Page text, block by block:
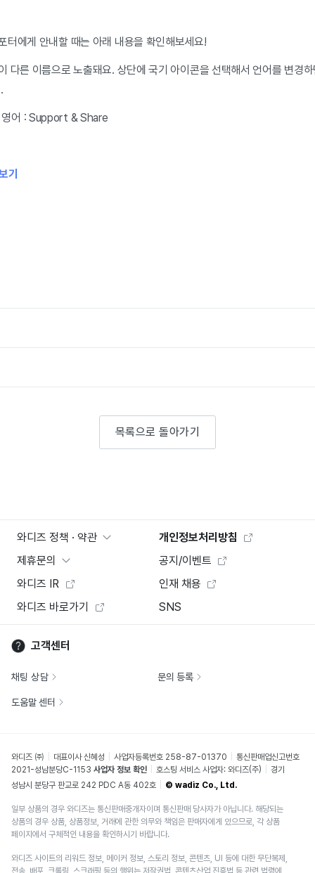
터에게 안내할 때는 아래 내용을 확인해보세요!
다른 이름으로 노출돼요. 상단에 국기 아이콘을 선택해서 언어를 변경
어 : Support & Share
기
목록으로 돌아가기
와디즈 정책 · 약관
개인정보처리방침
제휴문의
공지/이벤트
와디즈 IR
인재 채용
와디즈 바로가기
SNS
고객센터
채팅 상담 문의 등록
도움말 센터
와디즈 ㈜ 대표이사 신혜성 사업자등록번호 258-87-01370
통신판매업신고번호
2021-성남분당C-1153 사업자 정보 확인 호스팅 서비스 사업자: 와디즈(주)
경기
성남시 분당구 판교로 242 PDC A동 402호
© wadiz Co., Ltd.
일부 상품의 경우 와디즈는 통신판매중개자이며 통신판매 당사자가 아닙니다. 해당되는
상품의 경우 상품, 상품정보, 거래에 관한 의무와 책임은 판매자에게 있으므로, 각 상품
페이지에서 구체적인 내용을 확인하시기 바랍니다.
와디즈 사이트의 리워드 정보, 메이커 정보, 스토리 정보, 콘텐츠, UI 등에 대한 무단복제,
전송, 배포, 크롤링, 스크래핑 등의 행위는 저작권법, 콘텐츠산업 진흥법 등 관련 법령에